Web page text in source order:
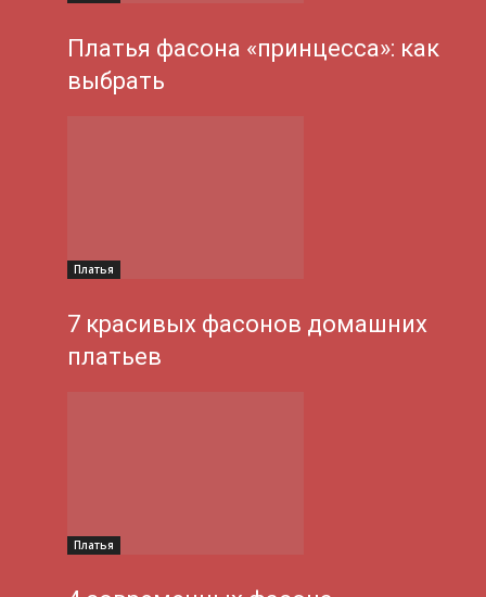
Платья фасона «принцесса»: как
выбрать
Платья
7 красивых фасонов домашних
платьев
Платья